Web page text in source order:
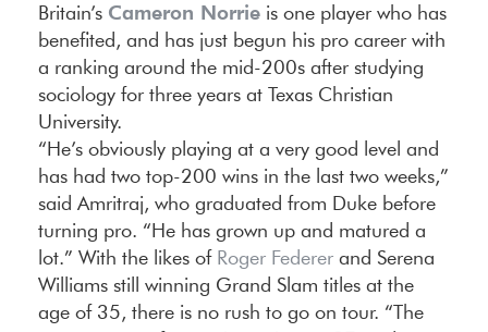
Britain’s Cameron Norrie is one player who has
benefited, and has just begun his pro career with
a ranking around the mid-200s after studying
sociology for three years at Texas Christian
University.
“He’s obviously playing at a very good level and
has had two top-200 wins in the last two weeks,”
said Amritraj, who graduated from Duke before
turning pro. “He has grown up and matured a
lot.” With the likes of Roger Federer and Serena
Williams still winning Grand Slam titles at the
age of 35, there is no rush to go on tour. “The